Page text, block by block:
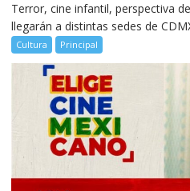
Terror, cine infantil, perspectiva
llegarán a distintas sedes de
Cultura Principal